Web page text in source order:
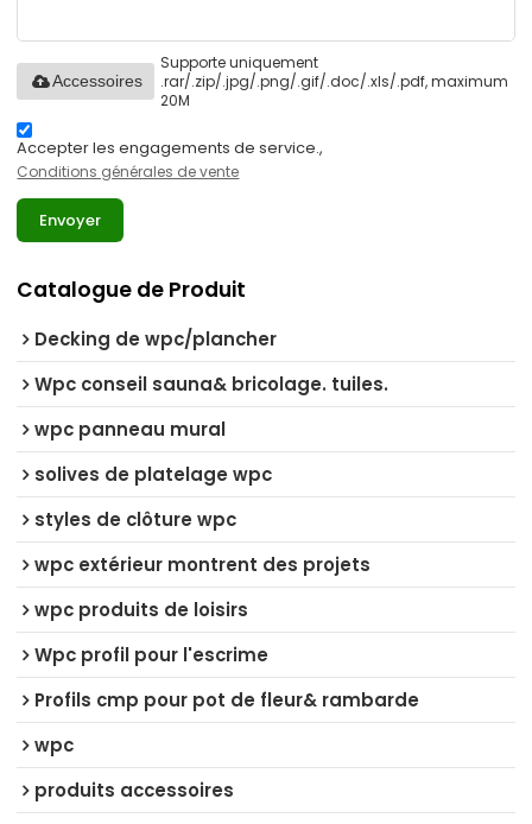
Supporte uniquement
.rar/.zip/.jpg/.png/.gif/.doc/.xls/.pdf, maximum
20M
Accessoires
Accepter les engagements de service.,
Conditions générales de vente
Envoyer
Catalogue de Produit
Decking de wpc/plancher
Wpc conseil sauna& bricolage. tuiles.
wpc panneau mural
solives de platelage wpc
styles de clôture wpc
wpc extérieur montrent des projets
wpc produits de loisirs
Wpc profil pour l'escrime
Profils cmp pour pot de fleur& rambarde
wpc
produits accessoires